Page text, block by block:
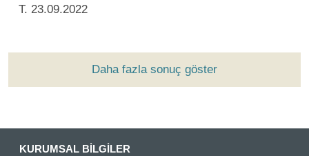
T. 23.09.2022
Daha fazla sonuç göster
KURUMSAL BİLGİLER